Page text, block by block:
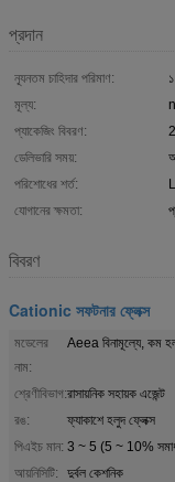
প্রদান
ন্যূনতম চাহিদার পরিমাণ:
মূল্য:
প্যাকেজিং বিবরণ:
ডেলিভারি সময়:
পরিশোধের শর্ত:
যোগানের ক্ষমতা:
বিবরণ
Cationic সফটনার ফ্লেক্স
মডেলের
নাম:
Aeea বিনামূল্যে, কম
শ্রেণীবিভাগ:রাসায়নিক সহায়ক এজেন্ট
রঙ:
ফ্যাকাশে হলুদ ফ্লেক্স
পিএইচ মান: 3 ~ 5 (5 ~ 10%
আয়নিসিটি:
দুর্বল কেশনিক